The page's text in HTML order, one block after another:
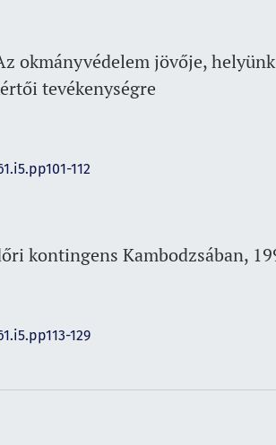
okmányvédelem jövője,
tevékenységre
112
kontingens Kambodzsában,
129